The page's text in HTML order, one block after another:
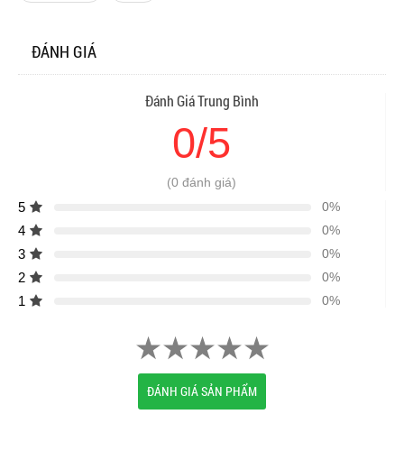
ĐÁNH GIÁ
Đánh Giá Trung Bình
0/5
(0 đánh giá)
5 0%
4 0%
3 0%
2 0%
1 0%
ĐÁNH GIÁ SẢN PHẨM